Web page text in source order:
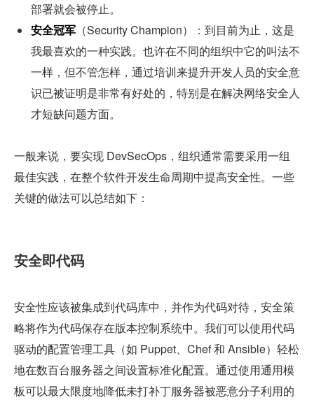
部署就会被停止。
安全冠军 （Security Champion）：到目前为止，这是
我最喜欢的一种实践。也许在不同的组织中它的叫法不
一样，但不管怎样，通过培训来提升开发人员的安全意
识已被证明是非常有好处的，特别是在解决网络安全人
才短缺问题方面。
一般来说，要实现 DevSecOps，组织通常需要采用一组
最佳实践，在整个软件开发生命周期中提高安全性。一些
关键的做法可以总结如下：
安全即代码
安全性应该被集成到代码库中，并作为代码对待，安全策
略将作为代码保存在版本控制系统中。我们可以使用代码
驱动的配置管理工具（如 Puppet、Chef 和 Ansible）轻松
地在数百台服务器之间设置标准化配置。通过使用通用模
板可以最大限度地降低未打补丁服务器被恶意分子利用的